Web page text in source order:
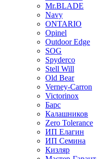
Mr.BLADE
Navy
ONTARIO
Opinel
Outdoor Edge
SOG
Spyderco
Stell Will
Old Bear
Verney-Carron
Victorinox
Барс
Калашников
Zero Tolerance
ИП Елагин
ИП Семина
Кизляр